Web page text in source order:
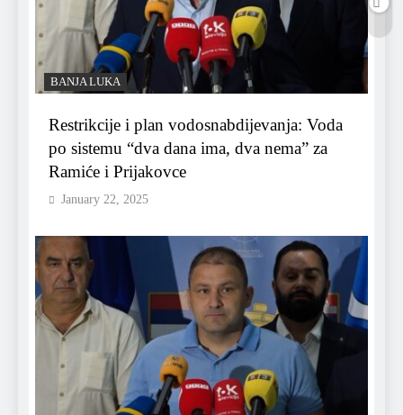
BANJA LUKA
Restrikcije i plan vodosnabdijevanja: Voda
po sistemu “dva dana ima, dva nema” za
Ramiće i Prijakovce
January 22, 2025